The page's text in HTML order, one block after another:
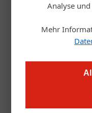
Analyse
Mehr